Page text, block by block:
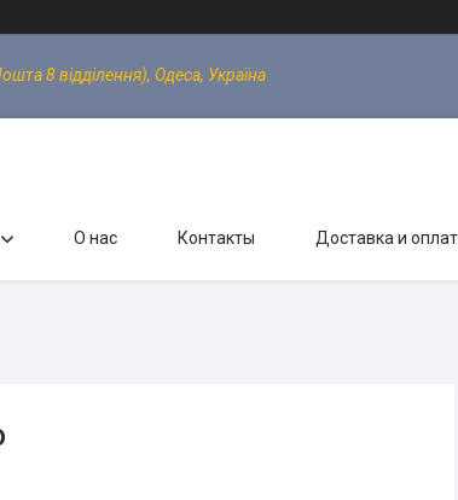
8 відділення), Одеса, Україна
О нас Контакты Доставка и